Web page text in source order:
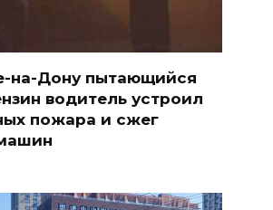
на-Дону пытающийся
водитель устроил
пожара и сжег